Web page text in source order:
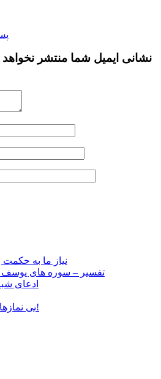
نشانی ایمیل شما منتشر
نیاز ما به
تفسیر – سوره های
ادعای
بی نمازها، جواب حسین را… ؟!